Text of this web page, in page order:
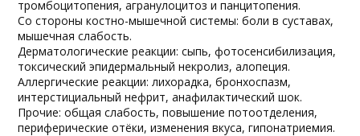
тромбоцитопения, агранулоцитоз и панцитопения.
Со стороны костно-мышечной системы: боли в суставах,
мышечная слабость.
Дерматологические реакции: сыпь, фотосенсибилизация,
токсический эпидермальный некролиз, алопеция.
Аллергические реакции: лихорадка, бронхоспазм,
интерстициальный нефрит, анафилактический шок.
Прочие: общая слабость, повышение потоотделения,
периферические отёки, изменения вкуса, гипонатриемия.